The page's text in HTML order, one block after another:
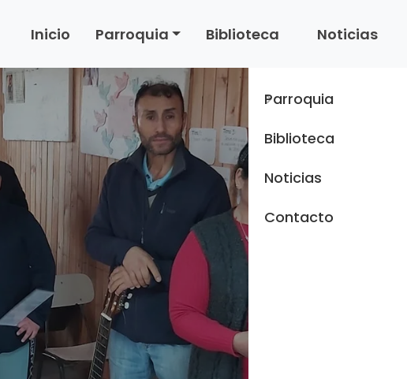
Inicio Parroquia Biblioteca Noticias
Parroquia
Biblioteca
Noticias
Contacto